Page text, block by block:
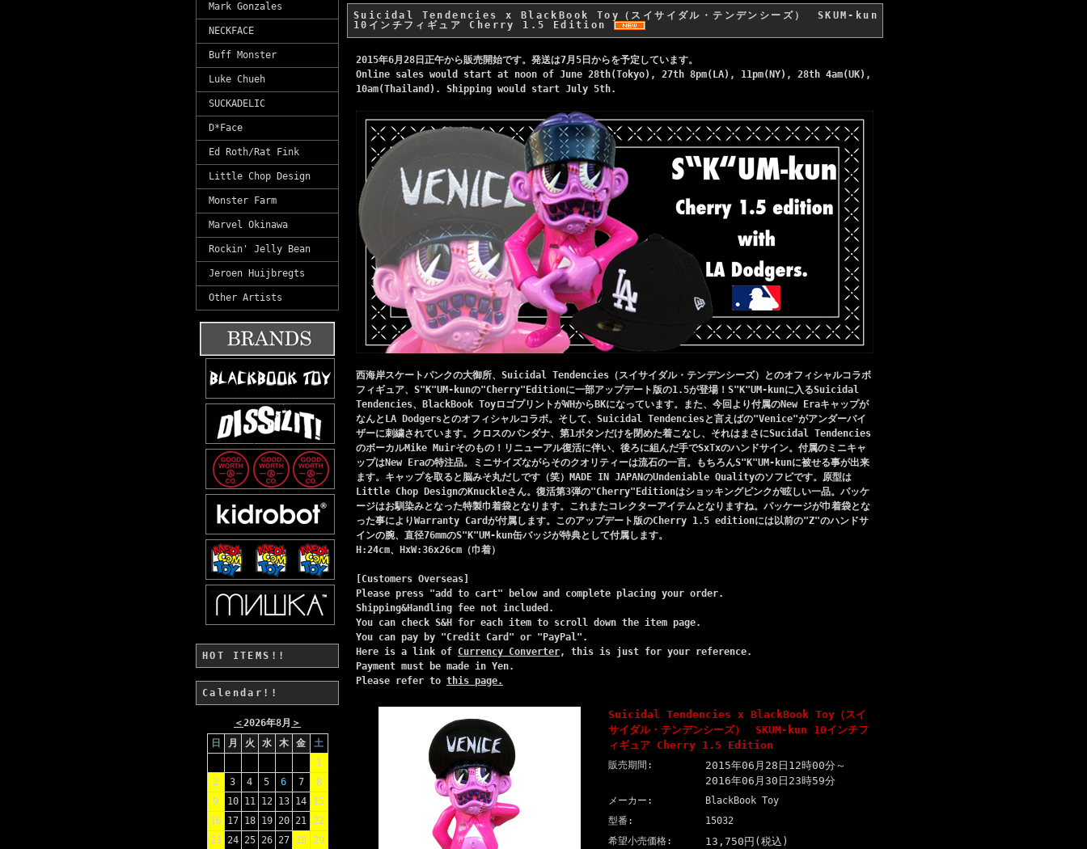
Mark Gonzales
NECKFACE
Buff Monster
Luke Chueh
SUCKADELIC
D*Face
Ed Roth/Rat Fink
Little Chop Design
Monster Farm
Marvel Okinawa
Rockin' Jelly Bean
Jeroen Huijbregts
Other Artists
HOT ITEMS!!
Calendar!!
＜2026年8月 ＞
日
月 火 水 木 金
土
1
2
3 4 5 6 7
8
9
10 11 12 13 14
15
16
17 18 19 20 21 22
23 24 25 26 27 28 29
Suicidal Tendencies x BlackBook Toy（スイサイダル・テンデンシーズ） SKUM-kun
10インチフィギュア Cherry 1.5 Edition
2015年6月28日正午から販売開始です。発送は7月5日からを予定しています。
Online sales would start at noon of June 28th(Tokyo), 27th 8pm(LA), 11pm(NY), 28th 4am(UK),
10am(Thailand). Shipping would start July 5th.
西海岸スケートパンクの大御所、Suicidal Tendencies（スイサイダル・テンデンシーズ）とのオフィシャルコラボ
フィギュア、S"K"UM-kunの"Cherry"Editionに一部アップデート版の1.5が登場！S"K"UM-kunに入るSuicidal
Tendencies、BlackBook ToyロゴプリントがWHからBKになっています。また、今回より付属のNew Eraキャップが
なんとLA Dodgersとのオフィシャルコラボ。そして、Suicidal Tendenciesと言えばの"Venice"がアンダーバイ
ザーに刺繍されています。クロスのバンダナ、第1ボタンだけを閉めた着こなし、それはまさにSucidal Tendencies
のボーカルMike Muirそのもの！リニューアル復活に伴い、後ろに組んだ手でSxTxのハンドサイン。付属のミニキャ
ップはNew Eraの特注品。ミニサイズながらそのクオリティーは流石の一言。もちろんS"K"UM-kunに被せる事が出来
ます。キャップを取ると脳みそ丸だしです（笑）MADE IN JAPANのUndeniable Qualityのソフビです。原型は
Little Chop DesignのKnuckleさん。復活第3弾の"Cherry"Editionはショッキングピンクが眩しい一品。パッケ
ージはお馴染みとなった特製巾着袋となります。これまたコレクターアイテムとなりますね。パッケージが巾着袋とな
った事によりWarranty Cardが付属します。このアップデート版のCherry 1.5 editionには以前の"Z"のハンドサ
インの腕、直径76mmのS"K"UM-kun缶バッジが特典として付属します。
H:24cm、HxW:36x26cm（巾着）
[Customers Overseas]
Please press "add to cart" below and complete placing your order.
Shipping&Handling fee not included.
You can check S&H for each item to scroll down the item page.
You can pay by "Credit Card" or "PayPal".
Here is a link of Currency Converter, this is just for your reference.
Payment must be made in Yen.
Please refer to this page.
Suicidal Tendencies x BlackBook Toy（スイ
サイダル・テンデンシーズ） SKUM-kun 10インチフ
ィギュア Cherry 1.5 Edition
販売期間:
2015年06月28日12時00分～
2016年06月30日23時59分
メーカー:
BlackBook Toy
型番:
15032
希望小売価格:
13,750円(税込)